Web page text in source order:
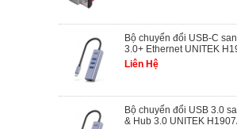
Bộ chuyển đổi USB-C
3.0+ Ethernet UNITEK
Liên Hệ
Bộ chuyển đổi USB 3.0
& Hub 3.0 UNITEK